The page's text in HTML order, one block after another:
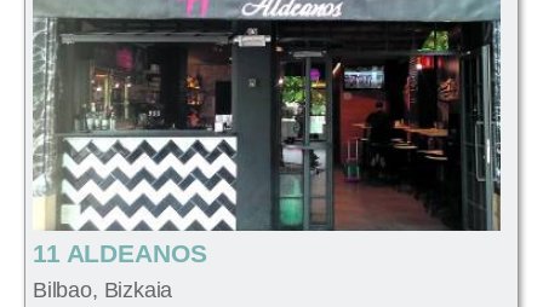
11 ALDEANOS
Bilbao, Bizkaia